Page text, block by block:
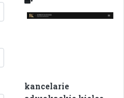
kancelarie